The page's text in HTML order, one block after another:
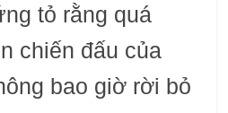
tỏ rằng quá
chiến đấu của
bao giờ rời bỏ